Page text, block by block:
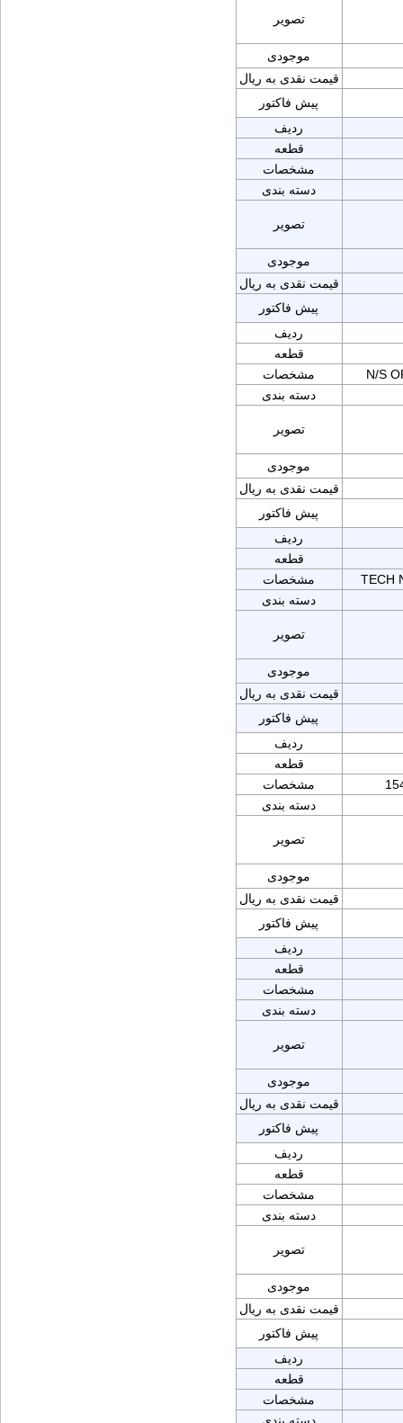
تصویر
موجودی
قیمت نقدی به ریال
پیش فاکتور
ردیف
قطعه
مشخصات
دسته بندی
تصویر
موجودی
قیمت نقدی به ریال
پیش فاکتور
ردیف
قطعه
مشخصات
N/S
دسته بندی
تصویر
موجودی
قیمت نقدی به ریال
پیش فاکتور
ردیف
قطعه
مشخصات
TECH
دسته بندی
تصویر
موجودی
قیمت نقدی به ریال
پیش فاکتور
ردیف
قطعه
مشخصات
دسته بندی
تصویر
موجودی
قیمت نقدی به ریال
پیش فاکتور
ردیف
قطعه
مشخصات
دسته بندی
تصویر
موجودی
قیمت نقدی به ریال
پیش فاکتور
ردیف
قطعه
مشخصات
دسته بندی
تصویر
موجودی
قیمت نقدی به ریال
پیش فاکتور
ردیف
قطعه
مشخصات